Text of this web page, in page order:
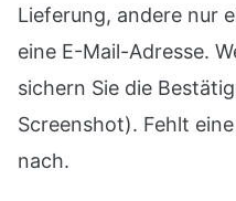
Lieferung, andere nur
eine E-Mail-Adresse.
sichern Sie die
Screenshot). Fehlt
nach.